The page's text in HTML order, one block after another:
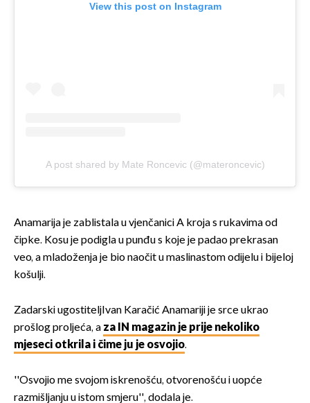
View this post on Instagram
A post shared by Mate Roncevic (@materoncevic)
Anamarija je zablistala u vjenčanici A kroja s rukavima od
čipke. Kosu je podigla u punđu s koje je padao prekrasan
veo, a mladoženja je bio naočit u maslinastom odijelu i bijeloj
košulji.
Zadarski ugostiteljIvan Karačić Anamariji je srce ukrao
prošlog proljeća, a za IN magazin je prije nekoliko
mjeseci otkrila i čime ju je osvojio.
''Osvojio me svojom iskrenošću, otvorenošću i uopće
razmišljanju u istom smjeru'', dodala je.